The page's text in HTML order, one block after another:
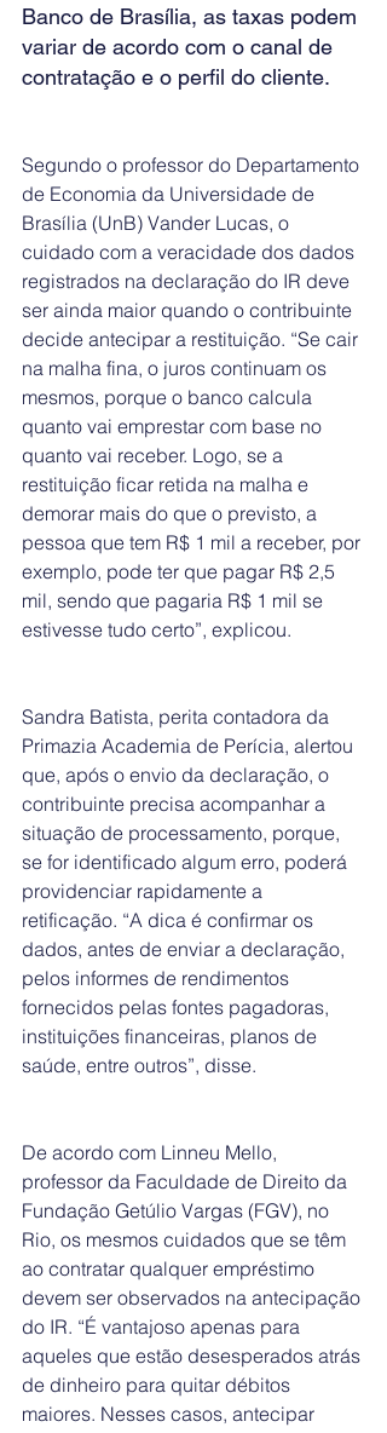
Banco de Brasília, as taxas podem
variar de acordo com o canal de
contratação e o perfil do cliente.
Segundo o professor do Departamento
de Economia da Universidade de
Brasília (UnB) Vander Lucas, o
cuidado com a veracidade dos dados
registrados na declaração do IR deve
ser ainda maior quando o contribuinte
decide antecipar a restituição. “Se cair
na malha fina, o juros continuam os
mesmos, porque o banco calcula
quanto vai emprestar com base no
quanto vai receber. Logo, se a
restituição ficar retida na malha e
demorar mais do que o previsto, a
pessoa que tem R$ 1 mil a receber, por
exemplo, pode ter que pagar R$ 2,5
mil, sendo que pagaria R$ 1 mil se
estivesse tudo certo”, explicou.
Sandra Batista, perita contadora da
Primazia Academia de Perícia, alertou
que, após o envio da declaração, o
contribuinte precisa acompanhar a
situação de processamento, porque,
se for identificado algum erro, poderá
providenciar rapidamente a
retificação. “A dica é confirmar os
dados, antes de enviar a declaração,
pelos informes de rendimentos
fornecidos pelas fontes pagadoras,
instituições financeiras, planos de
saúde, entre outros”, disse.
De acordo com Linneu Mello,
professor da Faculdade de Direito da
Fundação Getúlio Vargas (FGV), no
Rio, os mesmos cuidados que se têm
ao contratar qualquer empréstimo
devem ser observados na antecipação
do IR. “É vantajoso apenas para
aqueles que estão desesperados atrás
de dinheiro para quitar débitos
maiores. Nesses casos, antecipar